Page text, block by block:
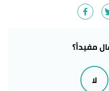
psychologytoday.com ,
Mental Process",مفيداً؟
لا